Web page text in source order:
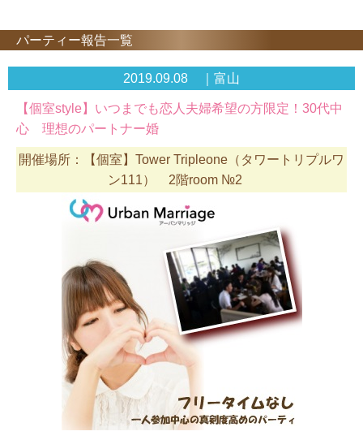
パーティー報告一覧
2019.09.08 ｜富山
【個室style】いつまでも恋人夫婦希望の方限定！30代中
心 理想のパートナー婚
開催場所：【個室】Tower Tripleone（タワートリプルワ
ン111） 2階room №2